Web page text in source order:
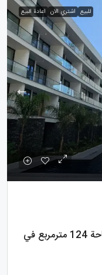
للبيع اشتري الان اعادة البيع
شقة مفروشة بالكامل بغرفتي نوم بمساحة 124 مترمربع في